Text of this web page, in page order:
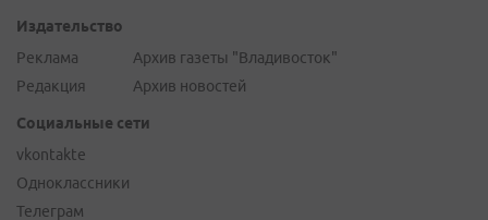
Издательство
Реклама
Редакция
Архив газеты "Владивосток"
Архив новостей
Социальные сети
vkontakte
Одноклассники
Телеграм